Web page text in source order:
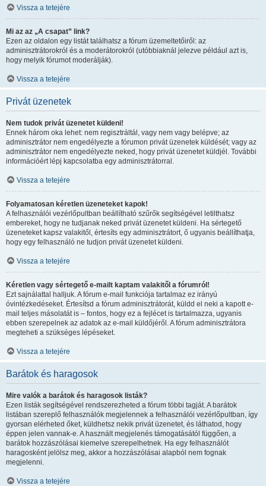
Vissza a tetejére
Mi az az „A csapat” link?
Ezen az oldalon egy listát találhatsz a fórum üzemeltetőiről: az
adminisztrátorokról és a moderátorokról (utóbbiaknál jelezve például azt is,
hogy melyik fórumot moderálják).
Vissza a tetejére
Privát üzenetek
Nem tudok privát üzenetet küldeni!
Ennek három oka lehet: nem regisztráltál, vagy nem vagy belépve; az
adminisztrátor nem engedélyezte a fórumon privát üzenetek küldését; vagy az
adminisztrátor nem engedélyezte neked, hogy privát üzenetet küldjél. További
információért lépj kapcsolatba egy adminisztrátorral.
Vissza a tetejére
Folyamatosan kéretlen üzeneteket kapok!
A felhasználói vezérlőpultban beállítható szűrők segítségével letilthatsz
embereket, hogy ne tudjanak neked privát üzenetet küldeni. Ha sértegető
üzeneteket kapsz valakitől, értesíts egy adminisztrátort, ő ugyanis beállíthatja,
hogy egy felhasználó ne tudjon privát üzenetet küldeni.
Vissza a tetejére
Kéretlen vagy sértegető e-mailt kaptam valakitől a fórumról!
Ezt sajnálattal halljuk. A fórum e-mail funkciója tartalmaz ez irányú
óvintézkedéseket. Értesítsd a fórum adminisztrátorát, küldd el neki a kapott e-
mail teljes másolatát is – fontos, hogy ez a fejlécet is tartalmazza, ugyanis
ebben szerepelnek az adatok az e-mail küldőjéről. A fórum adminisztrátora
megteheti a szükséges lépéseket.
Vissza a tetejére
Barátok és haragosok
Mire valók a barátok és haragosok listák?
Ezen listák segítségével rendszerezheted a fórum többi tagját. A barátok
listában szereplő felhasználók megjelennek a felhasználói vezérlőpultban, így
gyorsan elérheted őket, küldhetsz nekik privát üzenetet, és láthatod, hogy
éppen jelen vannak-e. A használt megjelenés támogatásától függően, a
barátok hozzászólásai kiemelve szerepelhetnek. Ha egy felhasználót
haragosként jelölsz meg, akkor a hozzászólásai alapból nem fognak
megjelenni.
Vissza a tetejére